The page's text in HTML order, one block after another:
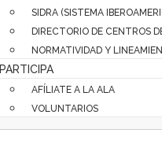
SIDRA (SISTEMA
DIRECTORIO DE CENTROS
NORMATIVIDAD Y
PARTICIPA
AFÍLIATE A LA ALA
VOLUNTARIOS